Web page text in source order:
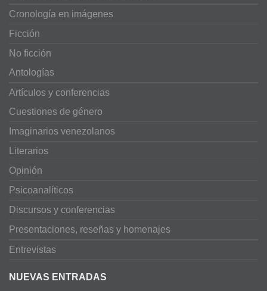
Cronología en imágenes
Ficción
No ficción
Antologías
Artículos y conferencias
Cuestiones de género
Imaginarios venezolanos
Literarios
Opinión
Psicoanalíticos
Discursos y conferencias
Presentaciones, reseñas y homenajes
Entrevistas
NUEVAS ENTRADAS